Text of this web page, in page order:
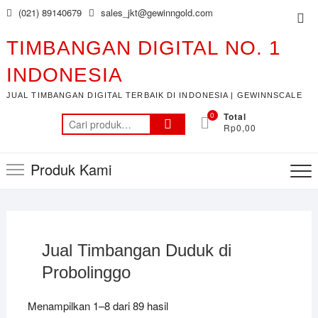
Skip
content
(021) 89140679 sales_jkt@gewinngold.com
TIMBANGAN DIGITAL NO. 1
INDONESIA
JUAL TIMBANGAN DIGITAL TERBAIK DI INDONESIA | GEWINNSCALE
Pencarian
untuk:
0 Total
Rp0,00
Produk Kami
Jual Timbangan Duduk di
Probolinggo
Menampilkan 1–8 dari 89 hasil